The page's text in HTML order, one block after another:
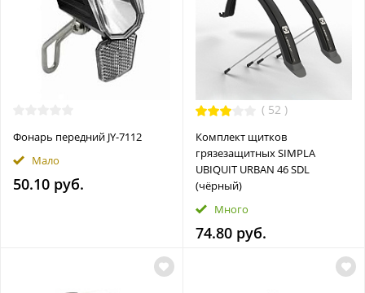
Фонарь передний JY-7112
Мало
50.10 руб.
(52 )
Комплект щитков
грязезащитных SIMPLA
UBIQUIT URBAN 46 SDL
(чёрный)
Много
74.80 руб.